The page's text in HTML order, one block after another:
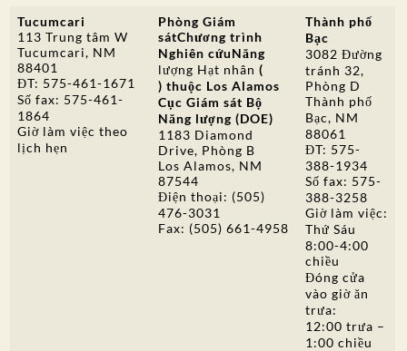
Tucumcari
113 Trung tâm W
Tucumcari, NM
88401
ĐT: 575-461-1671
Số fax: 575-461-
1864
Giờ làm việc theo
lịch hẹn
Phòng Giám
sátChương trình
Nghiên cứuNăng
lượng Hạt nhân(
) thuộc Los Alamos
Cục Giám sát Bộ
Năng lượng (DOE)
1183 Diamond
Drive, Phòng B
Los Alamos, NM
87544
Điện thoại: (505)
476-3031
Fax: (505) 661-4958
Thành phố
Bạc
3082 Đường
tránh 32,
Phòng D
Thành phố
Bạc, NM
88061
ĐT: 575-
388-1934
Số fax: 575-
388-3258
Giờ làm việc:
Thứ Sáu
8:00-4:00
chiều
Đóng cửa
vào giờ ăn
trưa:
12:00 trưa –
1:00 chiều